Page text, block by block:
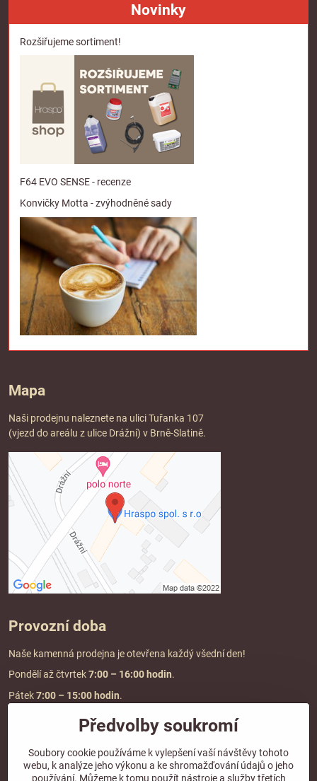
Novinky
Rozšiřujeme sortiment!
F64 EVO SENSE - recenze
Konvičky Motta - zvýhodněné sady
Mapa
Naši prodejnu naleznete na ulici Tuřanka 107
(vjezd do areálu z ulice Drážní) v Brně-Slatině.
Provozní doba
Naše kamenná prodejna je otevřena každý všední den!
Pondělí až čtvrtek7:00 – 16:00 hodin.
Pátek7:00 – 15:00 hodin.
Doprava a platba
DOPRAVA ZDARMA
Předvolby soukromí
Soubory cookie používáme k vylepšení vaší návštěvy tohoto
webu, k analýze jeho výkonu a ke shromažďování údajů o jeho
používání. Můžeme k tomu použít nástroje a služby třetích